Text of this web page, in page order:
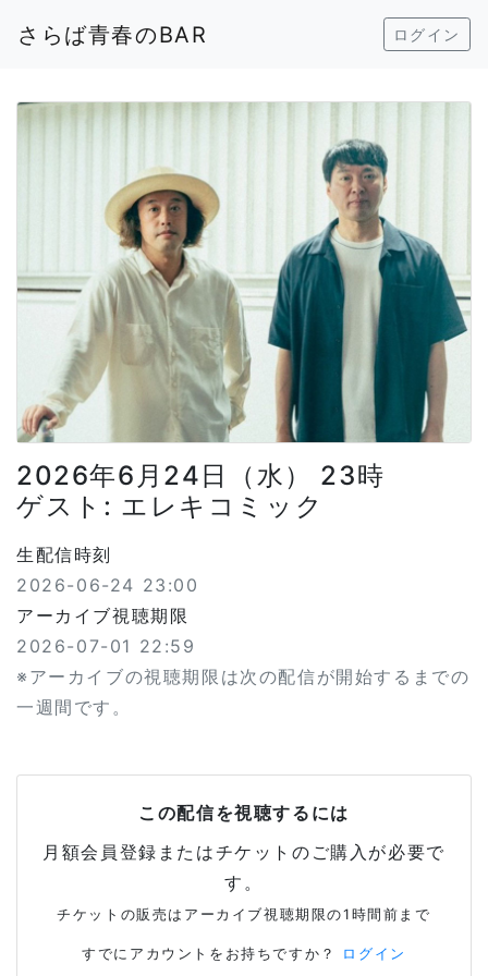
さらば青春のBAR ログイン
2026年6月24日（水） 23時
ゲスト: エレキコミック
生配信時刻
2026-06-24 23:00
アーカイブ視聴期限
2026-07-01 22:59
※アーカイブの視聴期限は次の配信が開始するまでの
一週間です。
この配信を視聴するには
月額会員登録またはチケットのご購入が必要で
す。
チケットの販売はアーカイブ視聴期限の1時間前まで
すでにアカウントをお持ちですか？ ログイン